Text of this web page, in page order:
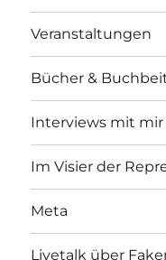
Veranstaltungen
Bücher &
Interviews mit mir
Im Visier der
Meta
Livetalk über